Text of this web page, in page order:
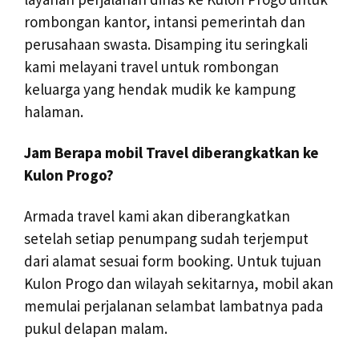
rombongan kantor, intansi pemerintah dan
perusahaan swasta. Disamping itu seringkali
kami melayani travel untuk rombongan
keluarga yang hendak mudik ke kampung
halaman.
Jam Berapa mobil Travel diberangkatkan ke
Kulon Progo?
Armada travel kami akan diberangkatkan
setelah setiap penumpang sudah terjemput
dari alamat sesuai form booking. Untuk tujuan
Kulon Progo dan wilayah sekitarnya, mobil akan
memulai perjalanan selambat lambatnya pada
pukul delapan malam.